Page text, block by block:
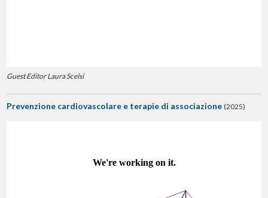
Guest Editor Laura Scelsi
Prevenzione cardiovascolare e terapie di associazione (2025)